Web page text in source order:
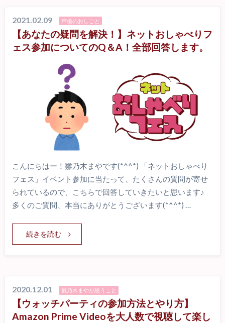
2021.02.09 声優のおしごと
【あなたの疑問を解決！】ネットおしゃべりフ
ェス参加についてのQ＆A！全部回答します。
こんにちはー！雛乃木まやです(*^^*) 「ネットおしゃべり
フェス」イベント参加に当たって、たくさんの質問が寄せ
られているので、こちらで回答していきたいと思います♪
多くのご質問、本当にありがとうございます(*^^*) …
続きを読む
2020.12.01 雛乃木まやが思うこと
【ウォッチパーティの参加方法とやり方】
Amazon Prime Videoを大人数で視聴して楽し